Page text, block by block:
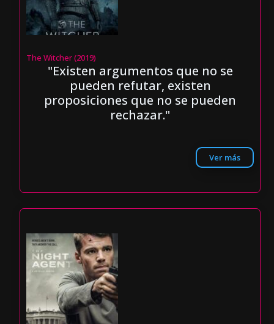
The Witcher (2019)
"Existen argumentos que no se
pueden refutar, existen
proposiciones que no se pueden
rechazar."
Ver más